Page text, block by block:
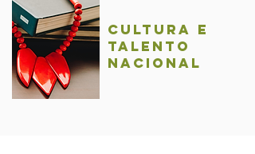
Cultura e
talentO
nacional